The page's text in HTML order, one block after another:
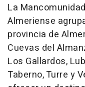
La
Almeriense
provincia de
Cuevas del
Los Gallardos,
Taberno, Turre y